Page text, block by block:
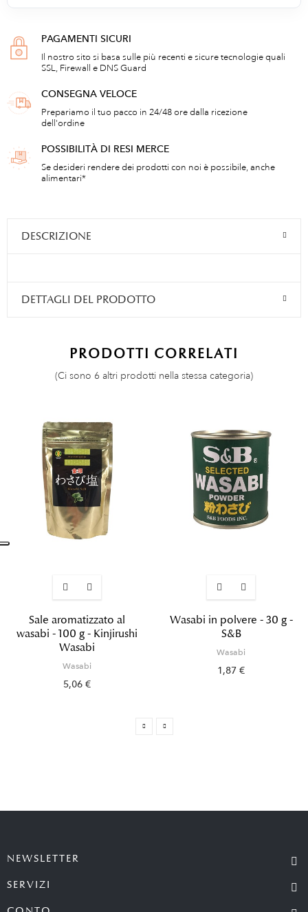
PAGAMENTI SICURI
Il nostro sito si basa sulle più recenti e sicure tecnologie quali
SSL, Firewall e DNS Guard
CONSEGNA VELOCE
Prepariamo il tuo pacco in 24/48 ore dalla ricezione
dell'ordine
POSSIBILITÀ DI RESI MERCE
Se desideri rendere dei prodotti con noi è possibile, anche
alimentari*
DESCRIZIONE
DETTAGLI DEL PRODOTTO
PRODOTTI CORRELATI
(Ci sono 6 altri prodotti nella stessa categoria)
Sale aromatizzato al
wasabi - 100 g - Kinjirushi
Wasabi
Wasabi
5,06 €
Wasabi in polvere - 30 g -
S&B
Wasabi
1,87 €
NEWSLETTER
SERVIZI